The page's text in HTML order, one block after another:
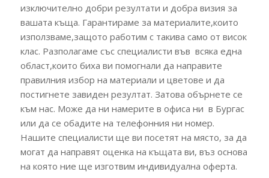
изключително добри резултати и добра визия за
вашата къща. Гарантираме за материалите,които
използваме,защото работим с такива само от висок
клас. Разполагаме със специалисти във всяка една
област,които биха ви помогнали да направите
правилния избор на материали и цветове и да
постигнете завиден резултат. Затова обърнете се
към нас. Може да ни намерите в офиса ни в Бургас
или да се обадите на телефонния ни номер.
Нашите специалисти ще ви посетят на място, за да
могат да направят оценка на къщата ви, въз основа
на която ние ще изготвим индивидуална оферта.